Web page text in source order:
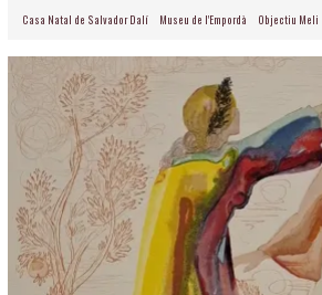
Casa Natal de Salvador Dalí Museu de l'Empordà Objectiu Meli